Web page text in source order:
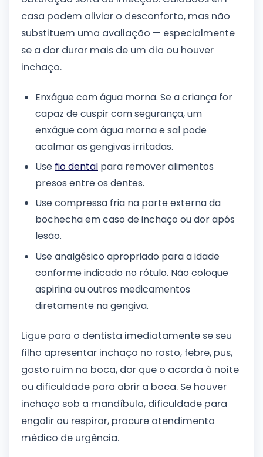
casa podem aliviar o desconforto, mas não
substituem uma avaliação — especialmente
se a dor durar mais de um dia ou houver
inchaço.
Enxágue com água morna. Se a criança for
capaz de cuspir com segurança, um
enxágue com água morna e sal pode
acalmar as gengivas irritadas.
Use fio dental para remover alimentos
presos entre os dentes.
Use compressa fria na parte externa da
bochecha em caso de inchaço ou dor após
lesão.
Use analgésico apropriado para a idade
conforme indicado no rótulo. Não coloque
aspirina ou outros medicamentos
diretamente na gengiva.
Ligue para o dentista imediatamente se seu
filho apresentar inchaço no rosto, febre, pus,
gosto ruim na boca, dor que o acorda à noite
ou dificuldade para abrir a boca. Se houver
inchaço sob a mandíbula, dificuldade para
engolir ou respirar, procure atendimento
médico de urgência.